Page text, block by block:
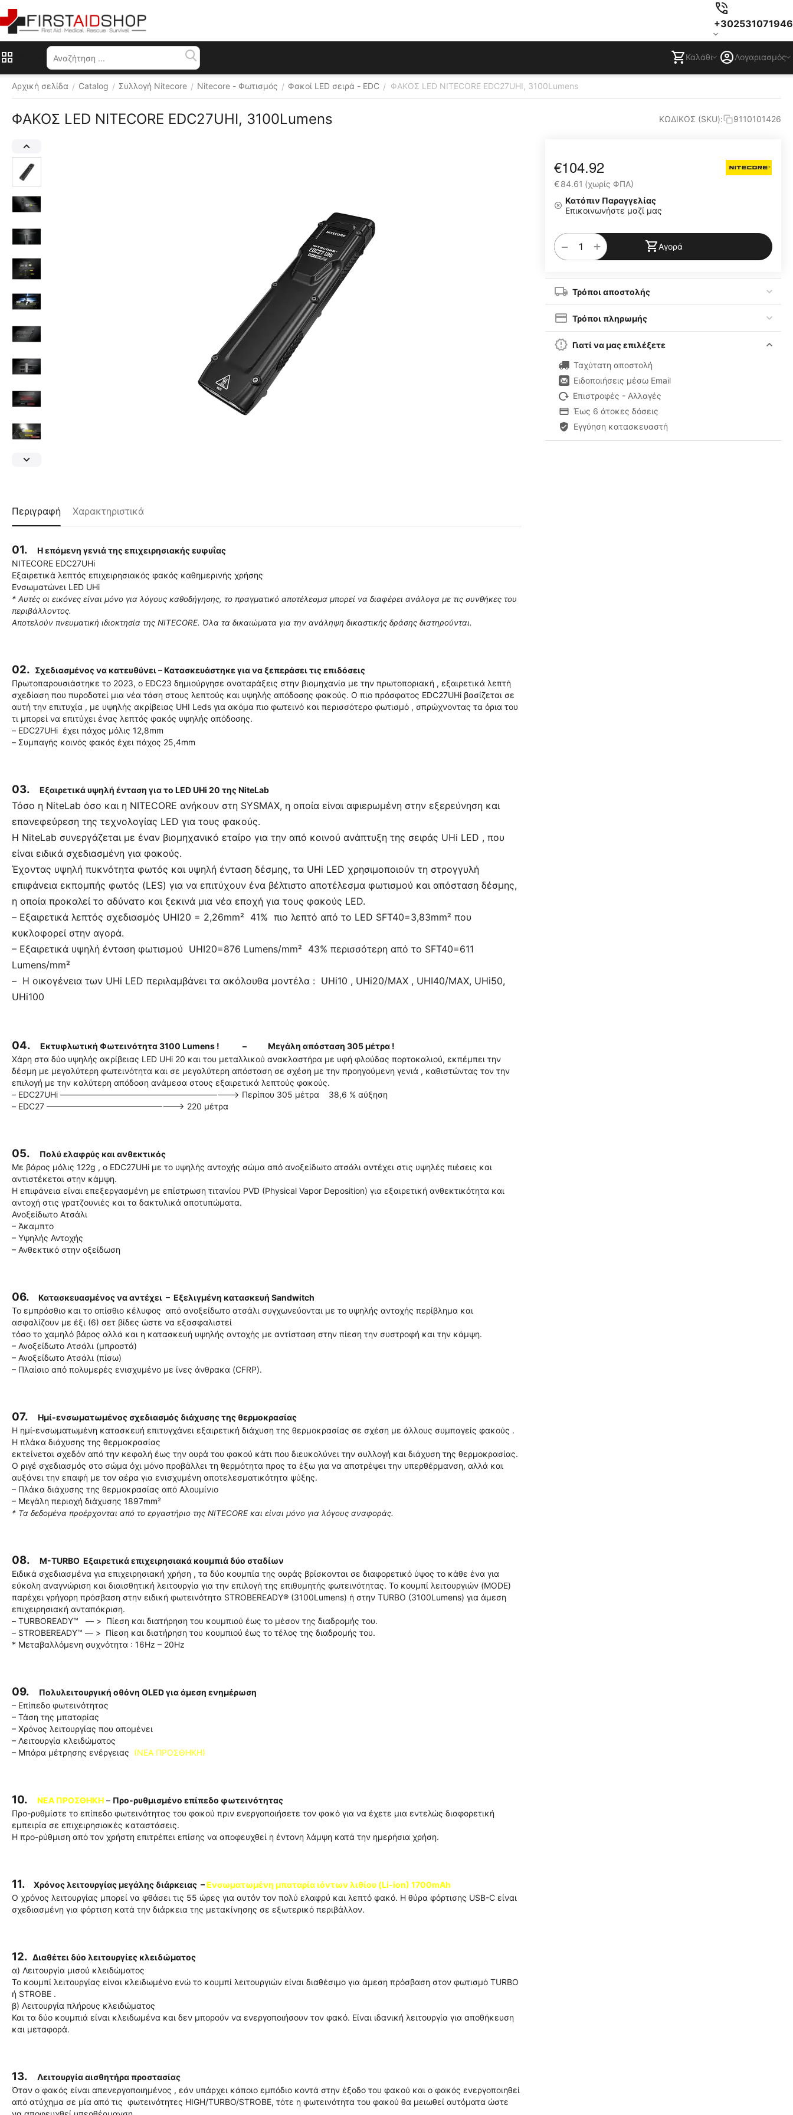
+302531071946
Καλάθι Λογαριασμός
Αρχική σελίδα / Catalog / Συλλογή Nitecore / Nitecore - Φωτισμός / Φακοί LED σειρά - EDC / ΦΑΚΟΣ LED NITECORE EDC27UHI, 3100Lumens
ΦΑΚΟΣ LED NITECORE EDC27UHI, 3100Lumens ΚΩΔΙΚΟΣ (SKU): 9110101426
€104.92
€84.61 (χωρίς ΦΠΑ)
Κατόπιν Παραγγελίας
Επικοινωνήστε μαζί μας
+
− Αγορά
Τρόποι αποστολής
Τρόποι πληρωμής
Γιατί να μας επιλέξετε
Ταχύτατη αποστολή
Ειδοποιήσεις μέσω Email
Επιστροφές - Αλλαγές
Έως 6 άτοκες δόσεις
Εγγύηση κατασκευαστή
Περιγραφή Χαρακτηριστικά
01.
H επόμενη γενιά της επιχειρησιακής ευφυΐας
NITECORE EDC27UHi
Εξαιρετικά λεπτός επιχειρησιακός φακός καθημερινής χρήσης
Ενσωματώνει LED UHi
* Αυτές οι εικόνες είναι μόνο για λόγους καθοδήγησης, το πραγματικό αποτέλεσμα μπορεί να διαφέρει ανάλογα με τις συνθήκες του
περιβάλλοντος.
Αποτελούν πνευματική ιδιοκτησία της NITECORE. Όλα τα δικαιώματα για την ανάληψη δικαστικής δράσης διατηρούνται.
02. Σχεδιασμένος να κατευθύνει – Κατασκευάστηκε για να ξεπεράσει τις επιδόσεις
Πρωτοπαρουσιάστηκε το 2023, ο EDC23 δημιούργησε αναταράξεις στην βιομηχανία με την πρωτοποριακή , εξαιρετικά λεπτή
σχεδίαση που πυροδοτεί μια νέα τάση στους λεπτούς και υψηλής απόδοσης φακούς. Ο πιο πρόσφατος EDC27UHi βασίζεται σε
αυτή την επιτυχία , με υψηλής ακρίβειας UHI Leds για ακόμα πιο φωτεινό και περισσότερο φωτισμό , σπρώχνοντας τα όρια του
τι μπορεί να επιτύχει ένας λεπτός φακός υψηλής απόδοσης.
– EDC27UHi έχει πάχος μόλις 12,8mm
– Συμπαγής κοινός φακός έχει πάχος 25,4mm
03. Eξαιρετικά υψηλή ένταση για το LED UHi 20 της NiteLab
Τόσο η NiteLab όσο και η NITECORE ανήκουν στη SYSMAX, η οποία είναι αφιερωμένη στην εξερεύνηση και
επανεφεύρεση της τεχνολογίας LED για τους φακούς.
Η NiteLab συνεργάζεται με έναν βιομηχανικό εταίρο για την από κοινού ανάπτυξη της σειράς UHi LED , που
είναι ειδικά σχεδιασμένη για φακούς.
Έχοντας υψηλή πυκνότητα φωτός και υψηλή ένταση δέσμης, τα UHi LED χρησιμοποιούν τη στρογγυλή
επιφάνεια εκπομπής φωτός (LES) για να επιτύχουν ένα βέλτιστο αποτέλεσμα φωτισμού και απόσταση δέσμης,
η οποία προκαλεί το αδύνατο και ξεκινά μια νέα εποχή για τους φακούς LED.
– Εξαιρετικά λεπτός σχεδιασμός UHI20 = 2,26mm² 41% πιο λεπτό από το LED SFT40=3,83mm² που
κυκλοφορεί στην αγορά.
– Εξαιρετικά υψηλή ένταση φωτισμού UHI20=876 Lumens/mm² 43% περισσότερη από το SFT40=611
Lumens/mm²
– Η οικογένεια των UHi LED περιλαμβάνει τα ακόλουθα μοντέλα : UHi10 , UHi20/MAX , UHI40/MAX, UHi50,
UHi100
04.
Εκτυφλωτική Φωτεινότητα 3100 Lumens ! – Μεγάλη απόσταση 305 μέτρα !
Χάρη στα δύο υψηλής ακρίβειας LED UHi 20 και του μεταλλικού ανακλαστήρα με υφή φλούδας πορτοκαλιού, εκπέμπει την
δέσμη με μεγαλύτερη φωτεινότητα και σε μεγαλύτερη απόσταση σε σχέση με την προηγούμενη γενιά , καθιστώντας τον την
επιλογή με την καλύτερη απόδοση ανάμεσα στους εξαιρετικά λεπτούς φακούς.
– EDC27UHi ——————————————————————> Περίπου 305 μέτρα 38,6 % αύξηση
– EDC27 ————————————————–> 220 μέτρα
05.
Πολύ ελαφρύς και ανθεκτικός
Με βάρος μόλις 122g , ο EDC27UHi με το υψηλής αντοχής σώμα από ανοξείδωτο ατσάλι αντέχει στις υψηλές πιέσεις και
αντιστέκεται στην κάμψη.
Η επιφάνεια είναι επεξεργασμένη με επίστρωση τιτανίου PVD (Physical Vapor Deposition) για εξαιρετική ανθεκτικότητα και
αντοχή στις γρατζουνιές και τα δακτυλικά αποτυπώματα.
Ανοξείδωτο Ατσάλι
– Άκαμπτο
– Υψηλής Αντοχής
– Ανθεκτικό στην οξείδωση
06.
Κατασκευασμένος να αντέχει – Εξελιγμένη κατασκευή Sandwitch
Το εμπρόσθιο και το οπίσθιο κέλυφος από ανοξείδωτο ατσάλι συγχωνεύονται με το υψηλής αντοχής περίβλημα και
ασφαλίζουν με έξι (6) σετ βίδες ώστε να εξασφαλιστεί
τόσο το χαμηλό βάρος αλλά και η κατασκευή υψηλής αντοχής με αντίσταση στην πίεση την συστροφή και την κάμψη.
– Ανοξείδωτο Ατσάλι (μπροστά)
– Ανοξείδωτο Ατσάλι (πίσω)
– Πλαίσιο από πολυμερές ενισχυμένο με ίνες άνθρακα (CFRP).
07.
Ημί-ενσωματωμένος σχεδιασμός διάχυσης της θερμοκρασίας
Η ημί-ενσωματωμένη κατασκευή επιτυγχάνει εξαιρετική διάχυση της θερμοκρασίας σε σχέση με άλλους συμπαγείς φακούς .
Η πλάκα διάχυσης της θερμοκρασίας
εκτείνεται σχεδόν από την κεφαλή έως την ουρά του φακού κάτι που διευκολύνει την συλλογή και διάχυση της θερμοκρασίας.
O ριγέ σχεδιασμός στο σώμα όχι μόνο προβάλλει τη θερμότητα προς τα έξω για να αποτρέψει την υπερθέρμανση, αλλά και
αυξάνει την επαφή με τον αέρα για ενισχυμένη αποτελεσματικότητα ψύξης.
– Πλάκα διάχυσης της θερμοκρασίας από Αλουμίνιο
– Μεγάλη περιοχή διάχυσης 1897mm²
* Τα δεδομένα προέρχονται από το εργαστήριο της NITECORE και είναι μόνο για λόγους αναφοράς.
08.
M-TURBO Εξαιρετικά επιχειρησιακά κουμπιά δύο σταδίων
Ειδικά σχεδιασμένα για επιχειρησιακή χρήση , τα δύο κουμπία της ουράς βρίσκονται σε διαφορετικό ύψος το κάθε ένα για
εύκολη αναγνώριση και διαισθητική λειτουργία για την επιλογή της επιθυμητής φωτεινότητας. Το κουμπί λειτουργιών (MODE)
παρέχει γρήγορη πρόσβαση στην ειδική φωτεινότητα STROBEREADY® (3100Lumens) ή στην TURBO (3100Lumens) για άμεση
επιχειρησιακή ανταπόκριση.
– TURBOREADY™ — > Πίεση και διατήρηση του κουμπιού έως το μέσον της διαδρομής του.
– STROBEREADY™ — > Πίεση και διατήρηση του κουμπιού έως το τέλος της διαδρομής του.
* Μεταβαλλόμενη συχνότητα : 16Hz – 20Hz
09.
Πολυλειτουργική οθόνη OLED για άμεση ενημέρωση
– Επίπεδο φωτεινότητας
– Τάση της μπαταρίας
– Χρόνος λειτουργίας που απομένει
– Λειτουργία κλειδώματος
– Μπάρα μέτρησης ενέργειας (ΝΕΑ ΠΡΟΣΘΗΚΗ)
10. ΝΕΑ ΠΡΟΣΘΗΚΗ – Προ-ρυθμισμένο επίπεδο φωτεινότητας
Προ-ρυθμίστε το επίπεδο φωτεινότητας του φακού πριν ενεργοποιήσετε τον φακό για να έχετε μια εντελώς διαφορετική
εμπειρία σε επιχειρησιακές καταστάσεις.
Η προ-ρύθμιση από τον χρήστη επιτρέπει επίσης να αποφευχθεί η έντονη λάμψη κατά την ημερήσια χρήση.
11. Χρόνος λειτουργίας μεγάλης διάρκειας –Ενσωματωμένη μπαταρία ιόντων λιθίου (Li-ion) 1700mAh
Ο χρόνος λειτουργίας μπορεί να φθάσει τις 55 ώρες για αυτόν τον πολύ ελαφρύ και λεπτό φακό. Η θύρα φόρτισης USB-C είναι
σχεδιασμένη για φόρτιση κατά την διάρκεια της μετακίνησης σε εξωτερικό περιβάλλον.
12. Διαθέτει δύο λειτουργίες κλειδώματος
α) Λειτουργία μισού κλειδώματος
Το κουμπί λειτουργίας είναι κλειδωμένο ενώ το κουμπί λειτουργιών είναι διαθέσιμο για άμεση πρόσβαση στον φωτισμό TURBO
ή STROBE .
β) Λειτουργία πλήρους κλειδώματος
Και τα δύο κουμπιά είναι κλειδωμένα και δεν μπορούν να ενεργοποιήσουν τον φακό. Είναι ιδανική λειτουργία για αποθήκευση
και μεταφορά.
13.
Λειτουργία αισθητήρα προστασίας
Όταν ο φακός είναι απενεργοποιημένος , εάν υπάρχει κάποιο εμπόδιο κοντά στην έξοδο του φακού και ο φακός ενεργοποιηθεί
από ατύχημα σε μία από τις φωτεινότητες HIGH/TURBO/STROBE, τότε η φωτεινότητα του φακού θα μειωθεί αυτόματα ώστε